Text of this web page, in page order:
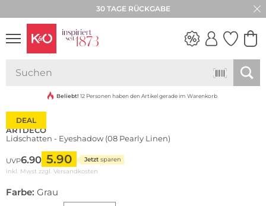
30 TAGE RÜCKGABE
VIBES
DEAL
Beliebt! 12 Personen haben den Artikel gerade im Warenkorb
ARTDECO
Lidschatten - Eyeshadow (08 Pearly Linen)
UVP6.90 5.90 Jetzt sparen
inkl. Mwst zzgl. Versandkosten
Farbe: Grau